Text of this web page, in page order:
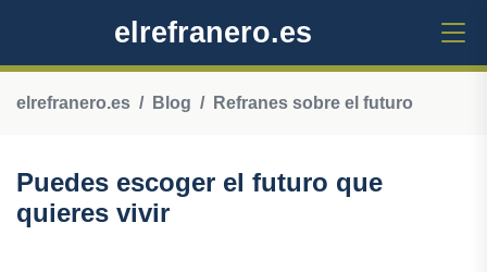
elrefranero.es
elrefranero.es Blog Refranes sobre el futuro
Puedes escoger el futuro que
quieres vivir